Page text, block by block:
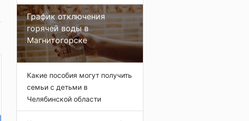
График отключения
горячей воды в
Магнитогорске
Какие пособия могут получить
семьи с детьми в
Челябинской области